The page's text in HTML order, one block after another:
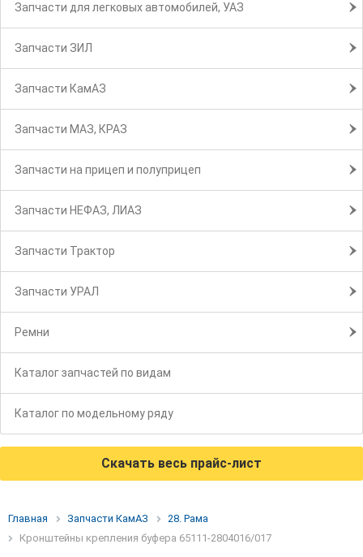
Запчасти для легковых автомобилей, УАЗ
Запчасти ЗИЛ
Запчасти КамАЗ
Запчасти МАЗ, КРАЗ
Запчасти на прицеп и полуприцеп
Запчасти НЕФАЗ, ЛИАЗ
Запчасти Трактор
Запчасти УРАЛ
Ремни
Каталог запчастей по видам
Каталог по модельному ряду
Скачать весь прайс-лист
Главная Запчасти КамАЗ
28. Рама
Кронштейны крепления буфера 65111-2804016/017